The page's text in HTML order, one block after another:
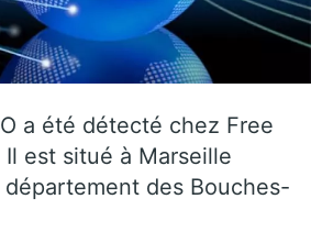
a été détecté chez Free
est situé à Marseille
des Bouches-